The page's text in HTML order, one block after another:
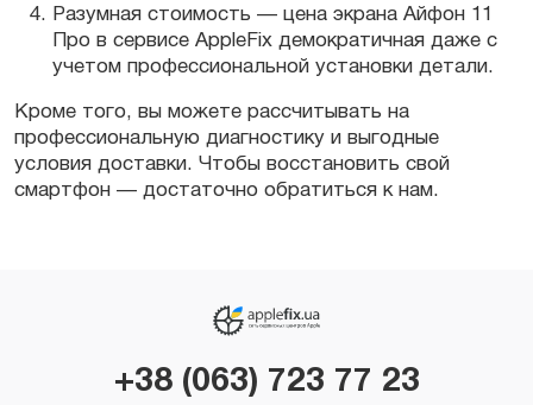
Разумная стоимость — цена экрана Айфон 11
Про в сервисе АppleFix демократичная даже с
учетом профессиональной установки детали.
Кроме того, вы можете рассчитывать на
профессиональную диагностику и выгодные
условия доставки. Чтобы восстановить свой
смартфон — достаточно обратиться к нам.
+38 (063) 723 77 23